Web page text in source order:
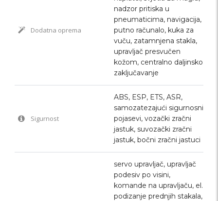
Dodatna oprema
nadzor pritiska u
pneumaticima, navigacija,
putno računalo, kuka za
vuču, zatamnjena stakla,
upravljač presvučen
kožom, centralno daljinsko
zaključavanje
Sigurnost
ABS, ESP, ETS, ASR,
samozatezajući sigurnosni
pojasevi, vozački zračni
jastuk, suvozački zračni
jastuk, bočni zračni jastuci
servo upravljač, upravljač
podesiv po visini,
komande na upravljaču, el.
podizanje prednjih stakala,